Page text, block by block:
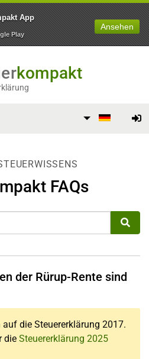
App
Play
Ansehen
kompakt
FAQs
der Rürup-Rente sind
die Steuererklärung 2017.
die Steuererklärung 2025